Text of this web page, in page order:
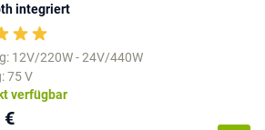
integriert
12V/220W - 24V/440W
75 V
verfügbar
€